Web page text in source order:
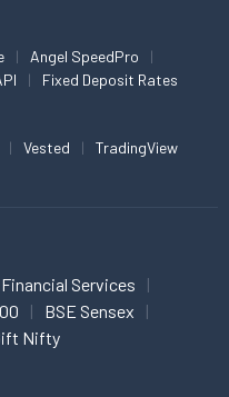
Angel SpeedPro
Fixed Deposit Rates
Vested TradingView
Services
BSE Sensex
Nifty